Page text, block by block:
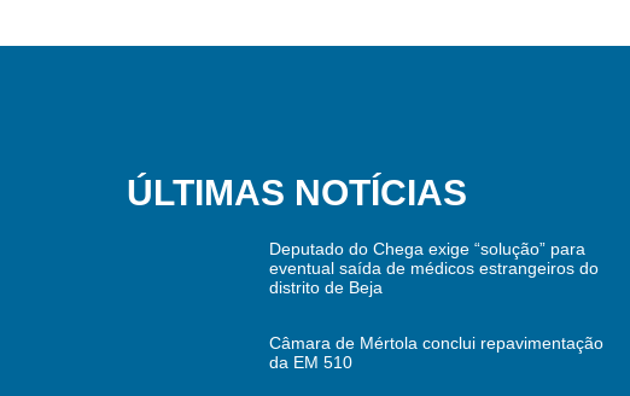
ÚLTIMAS NOTÍCIAS
Deputado do Chega exige “solução” para
eventual saída de médicos estrangeiros do
distrito de Beja
Câmara de Mértola conclui repavimentação
da EM 510